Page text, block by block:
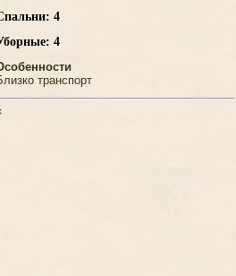
4
4
транспорт